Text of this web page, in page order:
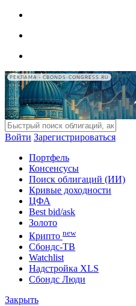
РЕКЛАМА • CBONDS-CONGRESS.RU
Войти Зарегистрироваться
Портфель
Консенсусы
Поиск облигаций (ИИ)
Кривые доходности
ЦФА
Best bid/ask
Золото
Крипто new
Сбондс-ТВ
Watchlist
Надстройка XLS
Сбондс Люди
Закрыть